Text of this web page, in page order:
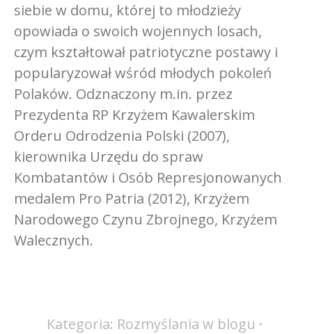
siebie w domu, której to młodzieży
opowiada o swoich wojennych losach,
czym kształtował patriotyczne postawy i
popularyzował wśród młodych pokoleń
Polaków. Odznaczony m.in. przez
Prezydenta RP Krzyżem Kawalerskim
Orderu Odrodzenia Polski (2007),
kierownika Urzędu do spraw
Kombatantów i Osób Represjonowanych
medalem Pro Patria (2012), Krzyżem
Narodowego Czynu Zbrojnego, Krzyżem
Walecznych.
Kategoria: Rozmyślania w blogu